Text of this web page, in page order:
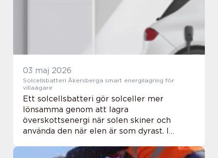
03 maj 2026
Solcellsbatteri Åkersberga smart energilagring för
villaägare
Ett solcellsbatteri gör solceller mer
lönsamma genom att lagra
överskottsenergi när solen skiner och
använda den när elen är som dyrast. I
elförbrukning, blir rätt batterilösning ofta